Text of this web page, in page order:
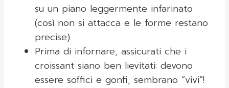
su un piano leggermente infarinato
(così non si attacca e le forme restano
precise).
Prima di infornare, assicurati che i
croissant siano ben lievitati: devono
essere soffici e gonfi, sembrano “vivi”!